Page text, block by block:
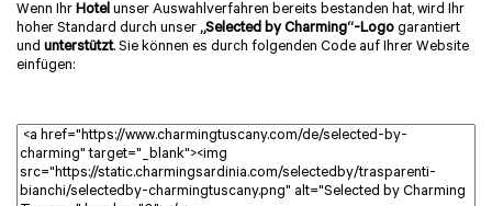
Wenn Ihr Hotel unser Auswahlverfahren bereits bestanden hat, wird Ihr
hoher Standard durch unser „Selected by Charming“-Logo garantiert
und unterstützt. Sie können es durch folgenden Code auf Ihrer Website
einfügen: